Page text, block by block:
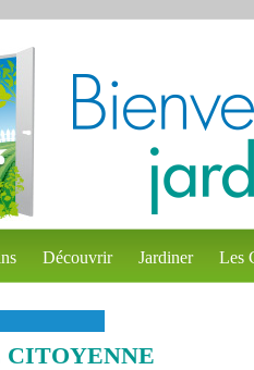
Découvrir Jardiner Les